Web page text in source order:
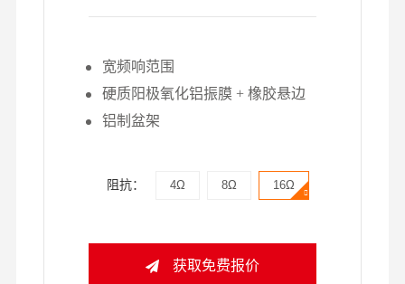
宽频响范围
硬质阳极氧化铝振膜 + 橡胶悬边
铝制盆架
阻抗： 4Ω 8Ω 16Ω
获取免费报价